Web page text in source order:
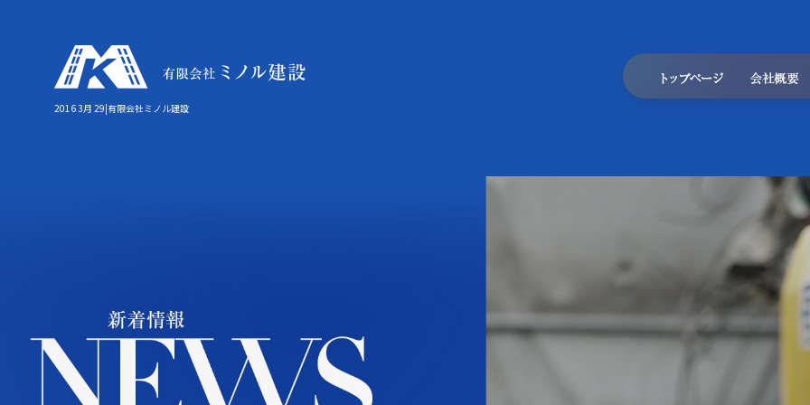
2016 3月 29|有限会社ミノル建設